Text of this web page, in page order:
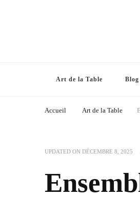
Art de la Table Blog
Accueil Art de la Table
UPDATED ON DÉCEMBRE 8, 2025